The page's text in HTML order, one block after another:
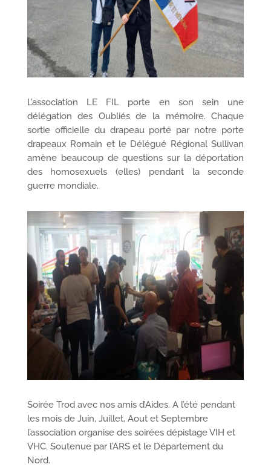
L’association LE FIL porte en son sein une
délégation des Oubliés de la mémoire. Chaque
sortie officielle du drapeau porté par notre porte
drapeaux Romain et le Délégué Régional Sullivan
amène beaucoup de questions sur la déportation
des homosexuels (elles) pendant la seconde
guerre mondiale.
Soirée Trod avec nos amis d’Aides. A l’été pendant
les mois de Juin, Juillet, Aout et Septembre
l’association organise des soirées dépistage VIH et
VHC. Soutenue par l’ARS et le Département du
Nord.